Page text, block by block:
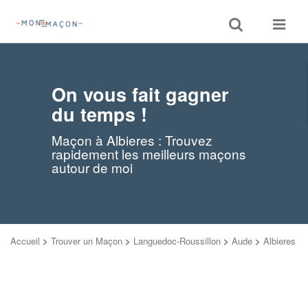
Toggle
search
Toggle
On vous fait gagner
du temps !
Maçon à Albieres : Trouvez
rapidement les meilleurs maçons
autour de moi
Accueil > Trouver un Maçon > Languedoc-Roussillon > Aude > Albieres